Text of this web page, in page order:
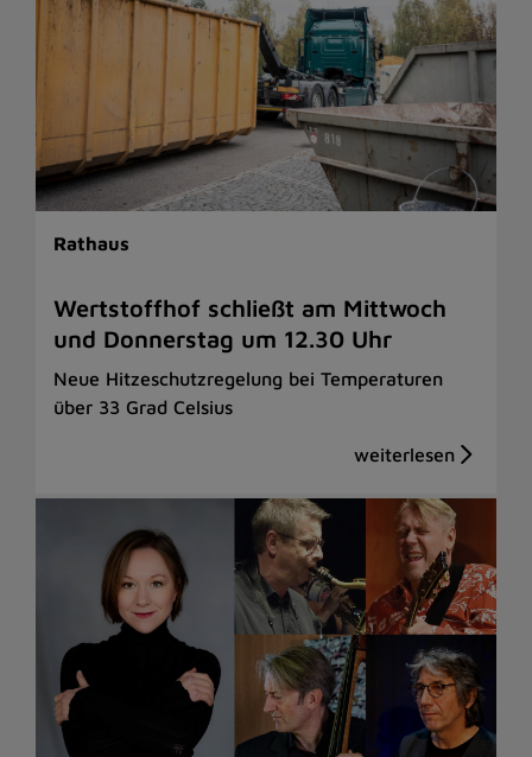
Rathaus
Wertstoffhof schließt am Mittwoch
und Donnerstag um 12.30 Uhr
Neue Hitzeschutzregelung bei Temperaturen
über 33 Grad Celsius